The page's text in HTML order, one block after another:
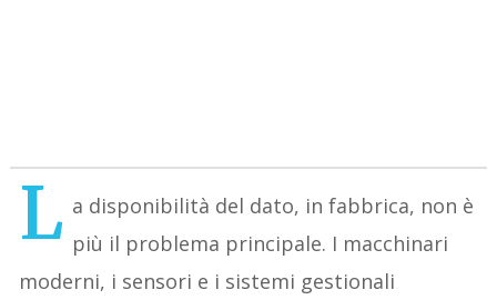
L a disponibilità del dato, in fabbrica, non è
più il problema principale. I macchinari
moderni, i sensori e i sistemi gestionali